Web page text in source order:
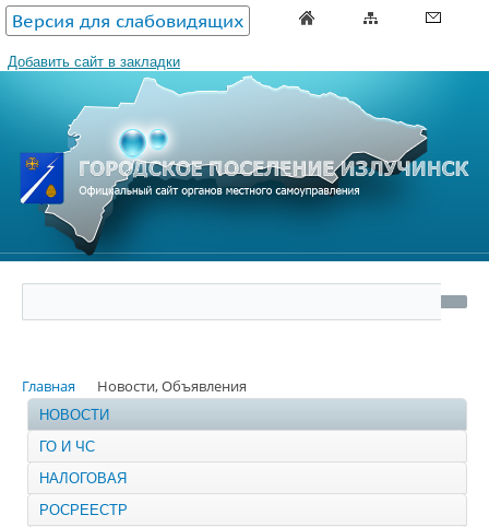
Версия для слабовидящих
Добавить сайт в закладки
Главная Новости, Объявления
НОВОСТИ
ГО И ЧС
НАЛОГОВАЯ
РОСРЕЕСТР